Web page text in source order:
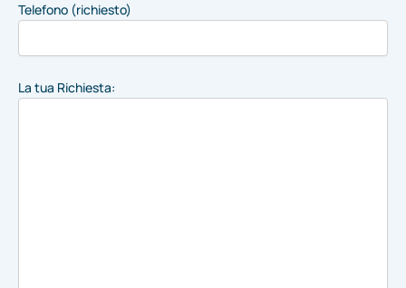
Telefono (richiesto)
La tua Richiesta: